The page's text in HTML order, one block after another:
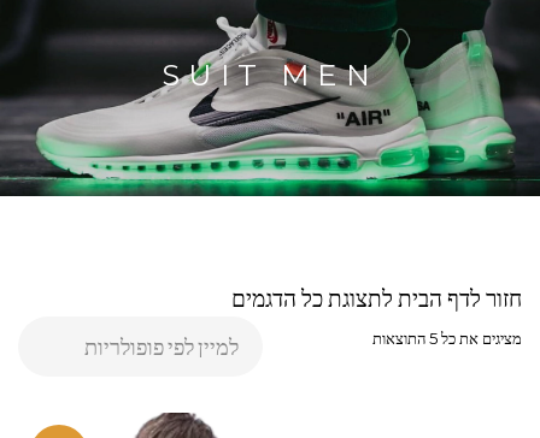
SUIT MEN
חזור לדף הבית לתצוגת כל הדגמים
מציגים את כל ⁦5⁩ התוצאות